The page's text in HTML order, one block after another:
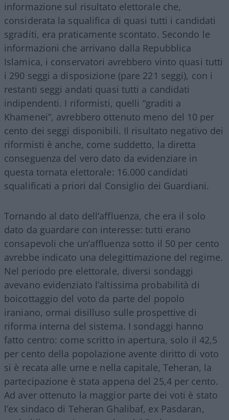
informazione sul risultato elettorale che,
considerata la squalifica di quasi tutti i candidati
sgraditi, era praticamente scontato. Secondo le
informazioni che arrivano dalla Repubblica
Islamica, i conservatori avrebbero vinto quasi tutti
i 290 seggi a disposizione (pare 221 seggi), con i
restanti seggi andati quasi tutti a candidati
indipendenti. I riformisti, quelli “graditi a
Khamenei”, avrebbero ottenuto meno del 10 per
cento dei seggi disponibili. Il risultato negativo dei
riformisti è anche, come suddetto, la diretta
conseguenza del vero dato da evidenziare in
questa tornata elettorale: 16.000 candidati
squalificati a priori dal Consiglio dei Guardiani.
Tornando al dato dell’affluenza, che era il solo
dato da guardare con interesse: tutti erano
consapevoli che un’affluenza sotto il 50 per cento
avrebbe indicato una delegittimazione del regime.
Nel periodo pre elettorale, diversi sondaggi
avevano evidenziato l’altissima probabilità di
boicottaggio del voto da parte del popolo
iraniano, ormai disilluso sulle prospettive di
riforma interna del sistema. I sondaggi hanno
fatto centro: come scritto in apertura, solo il 42,5
per cento della popolazione avente diritto di voto
si è recata alle urne e nella capitale, Teheran, la
partecipazione è stata appena del 25,4 per cento.
Ad aver ottenuto la maggior parte dei voti è stato
l’ex sindaco di Teheran Ghalibaf, ex Pasdaran,